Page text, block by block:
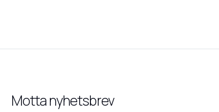
Motta nyhetsbrev